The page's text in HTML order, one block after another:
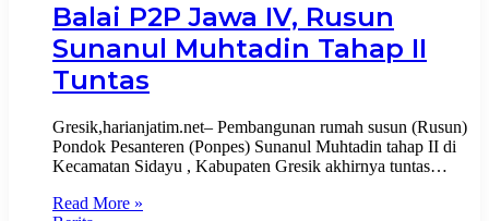
Balai P2P Jawa IV, Rusun
Sunanul Muhtadin Tahap II
Tuntas
Gresik,harianjatim.net– Pembangunan rumah susun (Rusun)
Pondok Pesanteren (Ponpes) Sunanul Muhtadin tahap II di
Kecamatan Sidayu , Kabupaten Gresik akhirnya tuntas…
Read More »